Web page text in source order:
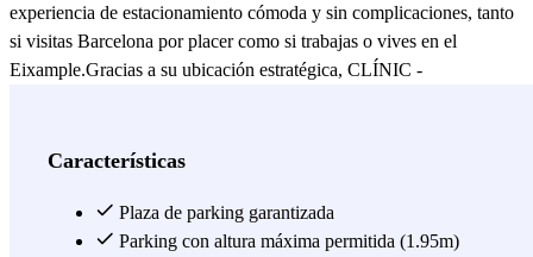
experiencia de estacionamiento cómoda y sin complicaciones, tanto
si visitas Barcelona por placer como si trabajas o vives en el
Eixample.Gracias a su ubicación estratégica, CLÍNIC -
barrio, así como a los grandes atractivos turísticos de Barcelona. La
estrés de buscar aparcamiento en una de las zonas más concurridas
de la ciudad.Familias, profesionales y residentes del Eixample
Características
Plaza de parking garantizada
Parking con altura máxima permitida (1.95m)